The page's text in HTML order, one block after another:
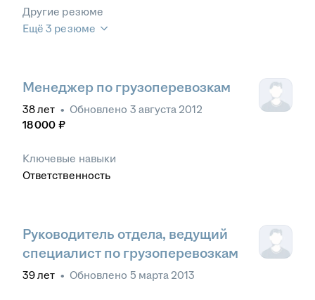
Другие резюме
Ещё 3 резюме
Менеджер по грузоперевозкам
38лет • Обновлено 3 августа 2012
18 000 ₽
Ключевые навыки
Ответственность
Руководитель отдела, ведущий
специалист по грузоперевозкам
39лет • Обновлено 5 марта 2013